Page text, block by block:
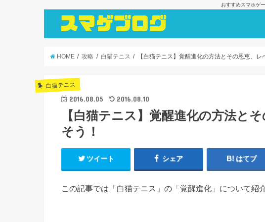
おすすめスマホゲ
HOME 攻略 白猫テニス 【白猫テニス】覚醒進化の方法とその恩恵、レ
白猫テニス
2016.08.05 2016.08.10
【白猫テニス】覚醒進化の方法と
そう！
ツイート シェア はてブ
この記事では「白猫テニス」の「覚醒進化」について紹